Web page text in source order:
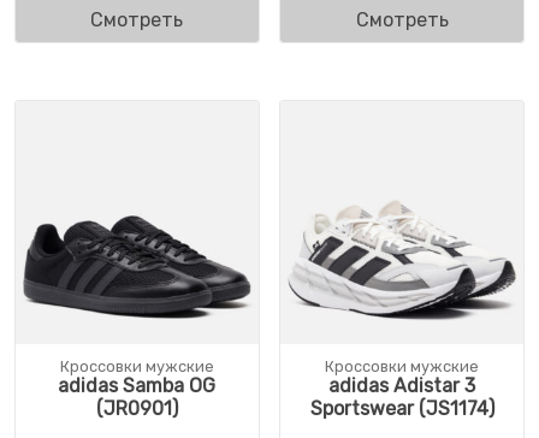
Смотреть
Смотреть
Кроссовки мужские
adidas Samba OG
(JR0901)
Кроссовки мужские
adidas Adistar 3
Sportswear (JS1174)